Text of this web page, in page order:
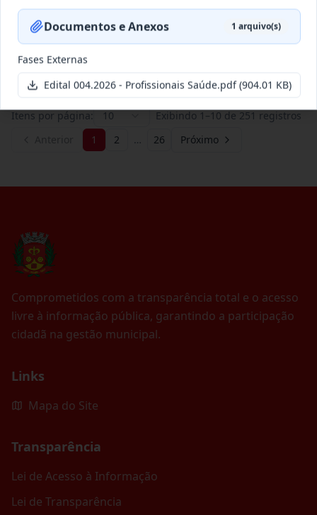
especializada para pavimentação
em pa...
Situação: Publicada
Itens por página: 10 Exibindo 1 –10 de 251 registros
1 2 … 26 Próximo
Comprometidos com a transparência total e o acesso
livre à informação pública, garantindo a participação
cidadã na gestão municipal.
Links
Mapa do Site
Transparência
Lei de Acesso à Informação
Lei de Transparência
Documentos e Anexos 1 arquivo(s)
Fases Externas
Edital 004.2026 - Profissionais Saúde.pdf(904.01 KB)